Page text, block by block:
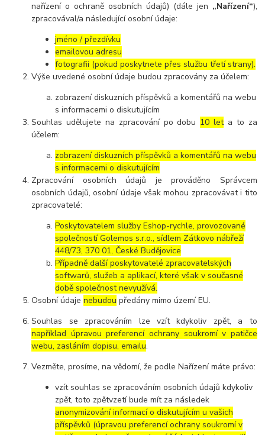
nařízení o ochraně osobních údajů) (dále jen „Nařízení“),
zpracovával/a následující osobní údaje:
jméno / přezdívku
emailovou adresu
fotografii (pokud poskytnete přes službu třetí strany).
Výše uvedené osobní údaje budou zpracovány za účelem:
zobrazení diskuzních příspěvků a komentářů na webu
s informacemi o diskutujícím
Souhlas udělujete na zpracování po dobu 10 leta to za
účelem:
zobrazení diskuzních příspěvků a komentářů na webu
s informacemi o diskutujícím
Zpracování osobních údajů je prováděno Správcem
osobních údajů, osobní údaje však mohou zpracovávat i tito
zpracovatelé:
Poskytovatelem služby Eshop-rychle, provozované
společností Golemos s.r.o., sídlem Zátkovo nábřeží
448/73, 370 01, České Budějovice
Případně další poskytovatelé zpracovatelských
softwarů, služeb a aplikací, které však v současné
době společnost nevyužívá.
Osobní údajenebudou předány mimo území EU.
Souhlas se zpracováním lze vzít kdykoliv zpět, a to
například úpravou preferencí ochrany soukromí v patičce
webu, zasláním dopisu, emailu.
Vezměte, prosíme, na vědomí, že podle Nařízení máte právo:
vzít souhlas se zpracováním osobních údajů kdykoliv
zpět, toto zpětvzetí bude mít za následek
anonymizování informací o diskutujícím u vašich
příspěvků (úpravou preferencí ochrany soukromí v